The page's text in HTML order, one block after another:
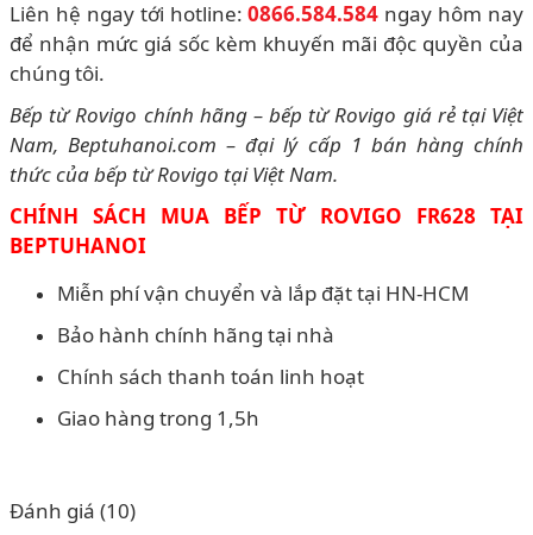
Liên hệ ngay tới hotline:0866.584.584 ngay hôm nay
để nhận mức giá sốc kèm khuyến mãi độc quyền của
chúng tôi.
Bếp từ Rovigo chính hãng – bếp từ Rovigo giá rẻ tại Việt
Nam, Beptuhanoi.com – đại lý cấp 1 bán hàng chính
thức của bếp từ Rovigo tại Việt Nam.
CHÍNH SÁCH MUA BẾP TỪ ROVIGO FR628 TẠI
BEPTUHANOI
Miễn phí vận chuyển và lắp đặt tại HN-HCM
Bảo hành chính hãng tại nhà
Chính sách thanh toán linh hoạt
Giao hàng trong 1,5h
Đánh giá (10)